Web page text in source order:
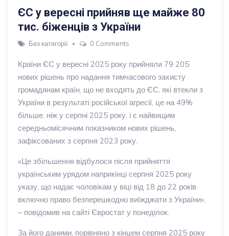
ЄС у вересні прийняв ще майже 80
тис. біженців з України
Без категорії 0 Comments
Країни ЄС у вересні 2025 року прийняли 79 205
нових рішень про надання тимчасового захисту
громадянам країн, що не входять до ЄС, які втекли з
України в результаті російської агресії, це на 49%
більше, ніж у серпні 2025 року, і є найвищим
середньомісячним показником нових рішень,
зафіксованих з серпня 2023 року.
«Це збільшення відбулося після прийняття
українським урядом наприкінці серпня 2025 року
указу, що надає чоловікам у віці від 18 до 22 років
включно право безперешкодно виїжджати з України»,
– повідомив на сайті Євростат у понеділок.
За його даними, порівняно з кінцем серпня 2025 року